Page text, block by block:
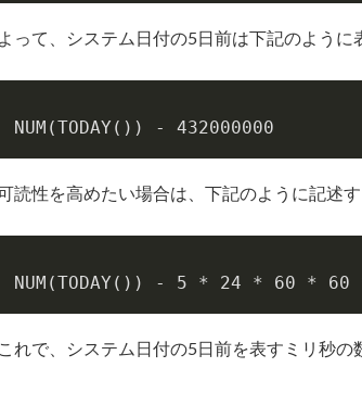
よって、システム日付の5日前は下記のように
NUM(TODAY()) - 432000000
読性を高めたい場合は、下記のように記述
NUM(TODAY()) - 5 * 24 * 60 * 60
これで、システム日付の5日前を表すミリ秒の